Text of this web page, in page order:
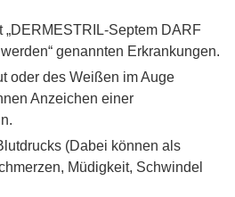
„DERMESTRIL-Septem DARF
genannten Erkrankungen.
oder des Weißen im Auge
Anzeichen einer
(Dabei können als
Müdigkeit, Schwindel